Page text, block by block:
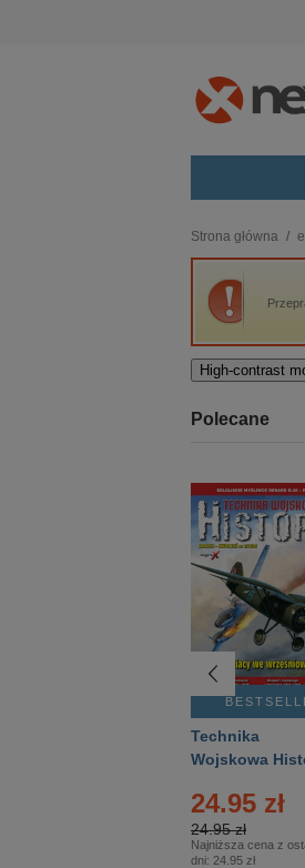
darmowe
edukacja
kobiece,
Strona główna
High-contrast
Polecane
Technika
Wojskowa
24.95 zł
24.95 zł
Najniższa cena z
dni: 24.95 zł